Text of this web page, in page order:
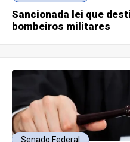
Sancionada lei que
bombeiros militares
Senado Federal